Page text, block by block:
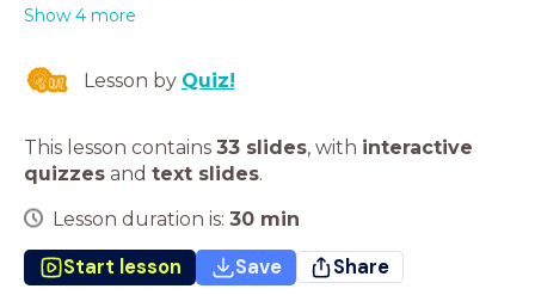
Show 4 more
Lesson by Quiz!
This lesson contains 33 slides, with interactive
quizzes and text slides.
Lesson duration is: 30 min
Start lesson Save Share